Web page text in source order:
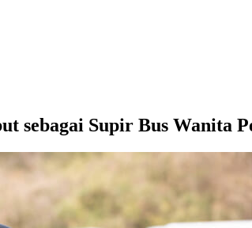
sebagai Supir Bus Wanita